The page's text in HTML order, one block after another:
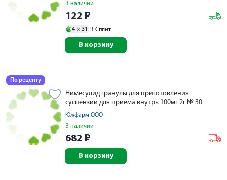
В наличии
122 ₽
4 × 31 В Сплит
В корзину
По рецепту
Нимесулид гранулы для приготовления
суспензии для приема внутрь 100мг 2г № 30
Южфарм ООО
В наличии
682 ₽
В корзину